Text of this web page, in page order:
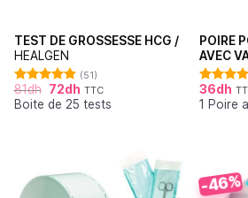
TEST DE GROSSESSE HCG /
HEALGEN
Note
4.88
sur 5
(51)
81dh 72dh TTC
Boite de 25 tests
POIRE
AVEC
Note
sur 5
36dh
1 Poire
-46%